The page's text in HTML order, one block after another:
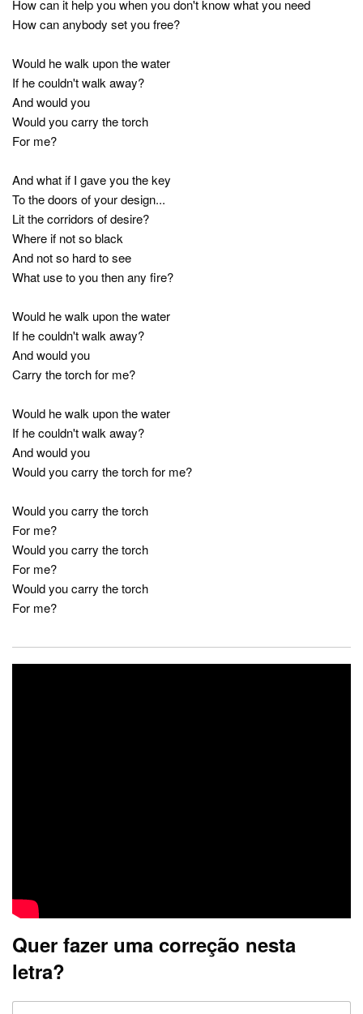
How can it help you when you don't know what you need
How can anybody set you free?
Would he walk upon the water
If he couldn't walk away?
And would you
Would you carry the torch
For me?
And what if I gave you the key
To the doors of your design...
Lit the corridors of desire?
Where if not so black
And not so hard to see
What use to you then any fire?
Would he walk upon the water
If he couldn't walk away?
And would you
Carry the torch for me?
Would he walk upon the water
If he couldn't walk away?
And would you
Would you carry the torch for me?
Would you carry the torch
For me?
Would you carry the torch
For me?
Would you carry the torch
For me?
Quer fazer uma correção nesta
letra?